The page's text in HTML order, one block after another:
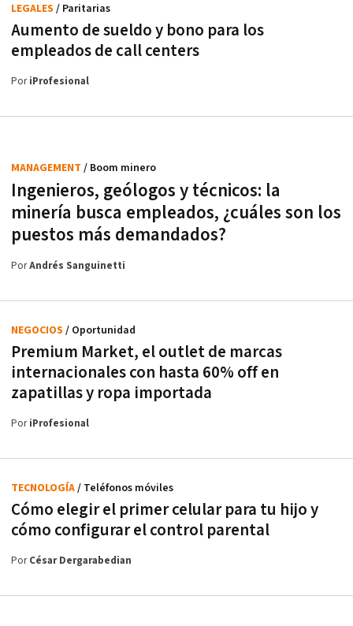
Aumento de sueldo y bono para los
empleados de call centers
LEGALES / Paritarias
PoriProfesional
Ingenieros, geólogos y técnicos: la
minería busca empleados, ¿cuáles son los
puestos más demandados?
MANAGEMENT / Boom minero
PorAndrés Sanguinetti
Premium Market, el outlet de marcas
internacionales con hasta 60% off en
zapatillas y ropa importada
NEGOCIOS / Oportunidad
PoriProfesional
Cómo elegir el primer celular para tu hijo y
cómo configurar el control parental
TECNOLOGÍA/ Teléfonos móviles
PorCésar Dergarabedian